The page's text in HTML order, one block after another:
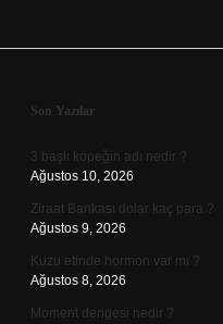
Sidebar
Son Yazılar
3 başlı köpeğin adı nedir ?
Ağustos 10, 2026
Ziraat Bankası dolar kaç para ?
Ağustos 9, 2026
Kuzu etinde hormon var mı ?
Ağustos 8, 2026
Moment dengesi nedir ?